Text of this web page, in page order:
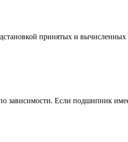
принятых и
зависимости. Если подшипник